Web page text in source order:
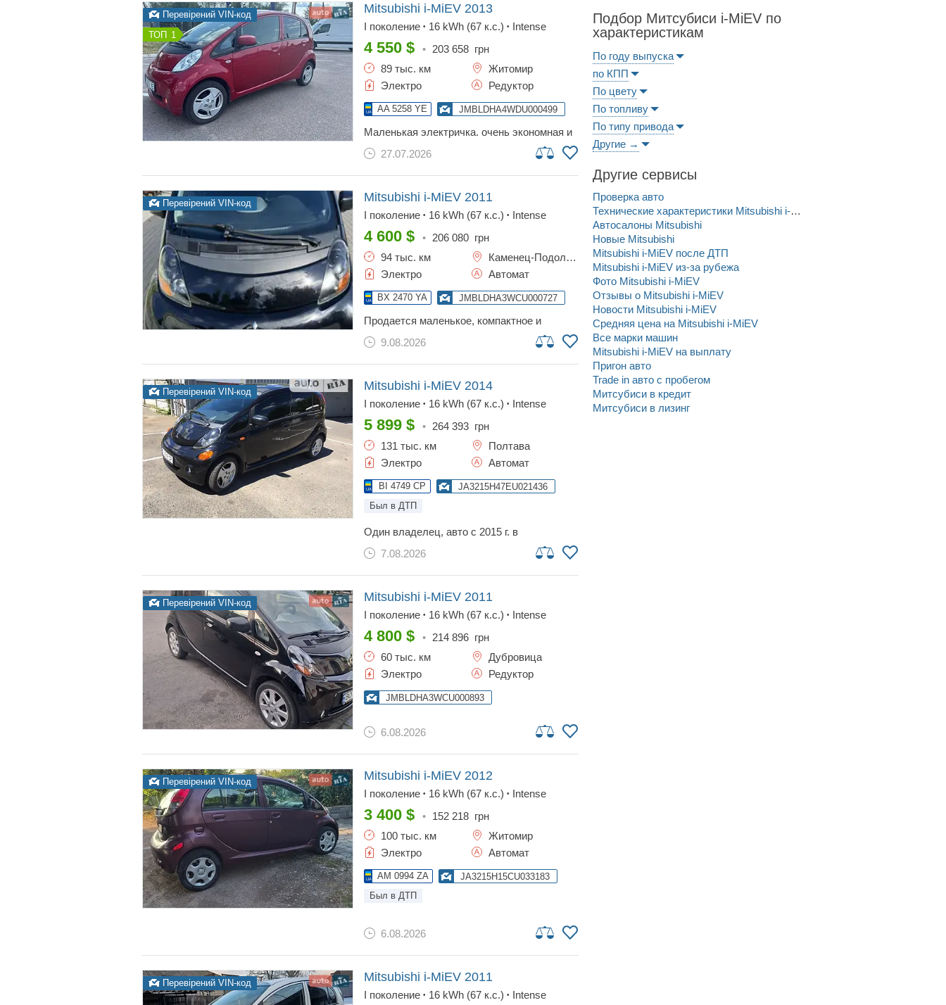
километров по городу. если хочешь ездить
Перевірений VIN-код
1
Mitsubishi i-MiEV 2013
I поколение • 16 kWh (67 к.с.) • Intense
4 550 $ • 203 658 грн
89 тыс. км
Житомир
Электро
Редуктор
AA 5258 YE JMBLDHA4WDU000499
маленькая электричка. очень экономная и
органичная. родной пробег и краска. стоит
вебасто. кондиционер заправлен.
кузов без рыжиков. можно предлагать свои.
27.07.2026
Перевірений VIN-код Mitsubishi i-MiEV 2011
I поколение • 16 kWh (67 к.с.) • Intense
4 600 $ • 206 080 грн
94 тыс. км
Каменец-Подольский
Электро
Автомат
BX 2470 YA JMBLDHA3WCU000727
продается маленькое, компактное и
экономное авто. запас хода 100 км, зимой
70 будет. очень хорошая рекуперация, есть
гаражное хранение. новый аккумулятор.
9.08.2026
Перевірений VIN-код Mitsubishi i-MiEV 2014
I поколение • 16 kWh (67 к.с.) • Intense
5 899 $ • 264 393 грн
131 тыс. км
Полтава
Электро
Автомат
BI 4749 CP
JA3215H47EU021436
Был в ДТП
один владелец, авто с 2015 г. в
эксплуатации, 100% электромобиль, на
одном заряде до 100 км., пригнан из сша в
исправно и без дефектов. очень
100км. пробега -20грн(ночной тариф)!! -
дешевле только ночью),также можно
использовать как дополнительный
источник питания для дома,что в
настоящее время очень актуально. не
всегда есть связь или возможность
говорить, поэтому пишите в вайбер или тг и
7.08.2026
Перевірений VIN-код Mitsubishi i-MiEV 2011
I поколение • 16 kWh (67 к.с.) • Intense
4 800 $ • 214 896 грн
60 тыс. км
Дубровица
Электро
Редуктор
JMBLDHA3WCU000893
6.08.2026
Перевірений VIN-код Mitsubishi i-MiEV 2012
I поколение • 16 kWh (67 к.с.) • Intense
3 400 $ • 152 218 грн
100 тыс. км
Житомир
Электро
Автомат
AM 0994 ZA
JA3215H15CU033183
Был в ДТП
6.08.2026
Перевірений VIN-код Mitsubishi i-MiEV 2011
I поколение • 16 kWh (67 к.с.) • Intense
Подбор Митсубиси i-MiEV по
характеристикам
По году выпуска
по КПП
По цвету
По топливу
По типу привода
Другие →
Другие сервисы
Проверка авто
Технические характеристики Mitsubishi i-MiEV
Автосалоны Mitsubishi
Новые Mitsubishi
Mitsubishi i-MiEV после ДТП
Mitsubishi i-MiEV из-за рубежа
Фото Mitsubishi i-MiEV
Отзывы о Mitsubishi i-MiEV
Новости Mitsubishi i-MiEV
Средняя цена на Mitsubishi i-MiEV
Все марки машин
Mitsubishi i-MiEV на выплату
Пригон авто
Trade in авто c пробегом
Митсубиси в кредит
Митсубиси в лизинг